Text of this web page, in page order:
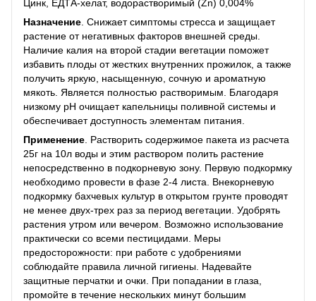
Цинк, ЕДТА-хелат, водорастворимый (Zn) 0,004%
Назначение . Снижает симптомы стресса и защищает
растение от негативных факторов внешней среды.
Наличие калия на второй стадии вегетации поможет
избавить плоды от жестких внутренних прожилок, а также
получить яркую, насыщенную, сочную и ароматную
мякоть. Является полностью растворимым. Благодаря
низкому pH очищает капельницы поливной системы и
обеспечивает доступность элементам питания.
Применение . Растворить содержимое пакета из расчета
25г на 10л воды и этим раствором полить растение
непосредственно в подкорневую зону. Первую подкормку
необходимо провести в фазе 2-4 листа. Внекорневую
подкормку бахчевых культур в открытом грунте проводят
не менее двух-трех раз за период вегетации. Удобрять
растения утром или вечером. Возможно использование
практически со всеми пестицидами. Меры
предосторожности: при работе с удобрениями
соблюдайте правила личной гигиены. Надевайте
защитные перчатки и очки. При попадании в глаза,
промойте в течение нескольких минут большим